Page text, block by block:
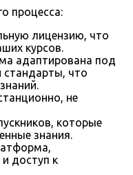
процесса:
лицензию, что
курсов.
адаптирована под
стандарты, что
не
которые
знания.
доступ к